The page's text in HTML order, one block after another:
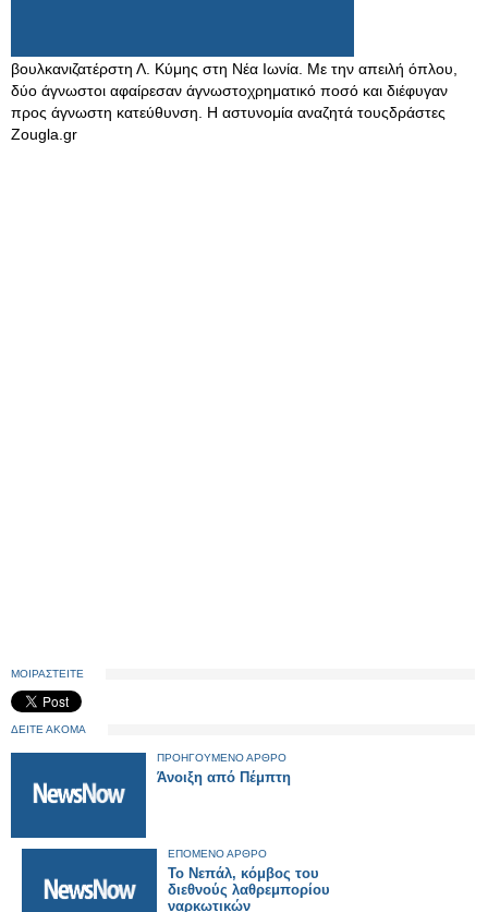
βουλκανιζατέρστη Λ. Κύμης στη Νέα Ιωνία. Με την απειλή όπλου,
δύο άγνωστοι αφαίρεσαν άγνωστοχρηματικό ποσό και διέφυγαν
προς άγνωστη κατεύθυνση. Η αστυνομία αναζητά τουςδράστες
Zougla.gr
ΜΟΙΡΑΣΤΕΙΤΕ
ΔΕΙΤΕ ΑΚΟΜΑ
ΠΡΟΗΓΟΥΜΕΝΟ ΑΡΘΡΟ
Άνοιξη από Πέμπτη
ΕΠΟΜΕΝΟ ΑΡΘΡΟ
Το Νεπάλ, κόμβος του
διεθνούς λαθρεμπορίου
ναρκωτικών